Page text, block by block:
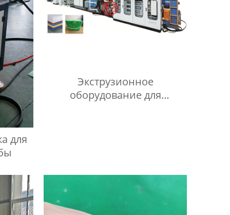
для
Экструзионное
оборудование для